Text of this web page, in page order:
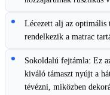
Lécezett alj az optimális
rendelkezik a matrac
Sokoldalú fejtámla: Ez
kiváló támaszt nyújt a
tévézni, miközben